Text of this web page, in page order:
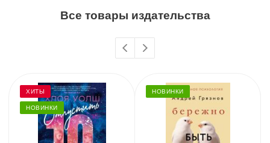
Все товары издательства
ХИТЫ
НОВИНКИ
НОВИНКИ